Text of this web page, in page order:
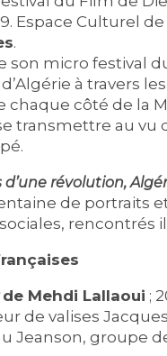
Espace Culturel de
.
son micro festival
à travers
chaque côté de la
transmettre au vu
d’une révolution,
de portraits
rencontrés il
de Mehdi Lallaoui ;
de valises
Jeanson, groupe